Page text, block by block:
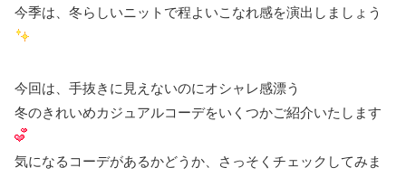
今季は、冬らしいニットで程よいこなれ感を演出しましょう
今回は、手抜きに見えないのにオシャレ感漂う
冬のきれいめカジュアルコーデをいくつかご紹介いたします
気になるコーデがあるかどうか、さっそくチェックしてみま